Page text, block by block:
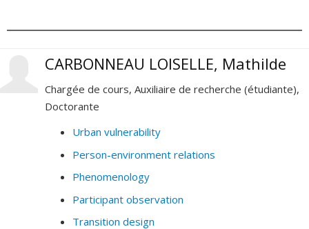
CARBONNEAU LOISELLE, Mathilde
Chargée de cours, Auxiliaire de recherche (étudiante),
Doctorante
Urban vulnerability
Person-environment relations
Phenomenology
Participant observation
Transition design